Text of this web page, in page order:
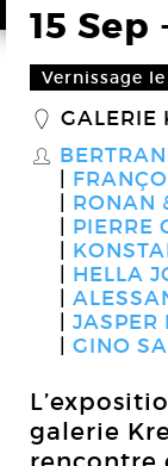
15 Sep
Vernissage le
_ GALERIE
S
RONAN
PIERRE
HELLA
JASPER
GINO
galerie